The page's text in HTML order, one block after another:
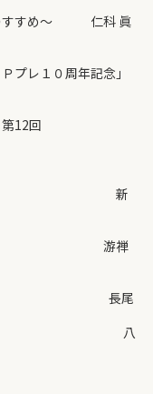
すすめ～ 仁科 眞
レ１０周年記念」
第12回
～
任～ 新
～ 游禅
第6回 長尾
』第2回 八